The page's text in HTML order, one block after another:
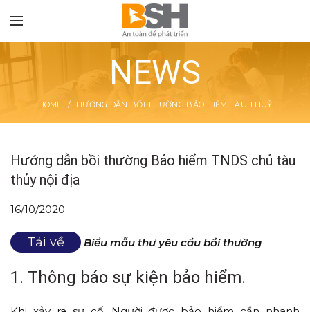
NEWS
HOME HƯỚNG DẪN BỒI THƯỜNG BẢO HIỂM TÀU THUỶ
Hướng dẫn bồi thường Bảo hiểm TNDS chủ tàu
thủy nội địa
16/10/2020
Tải về Biểu mẫu thư yêu cầu bồi thường
1. Thông báo sự kiện bảo hiểm.